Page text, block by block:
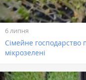
6 липня
Сімейне господарство
мікрозелені